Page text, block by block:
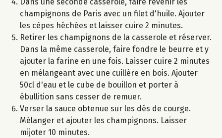
Dans une seconde casserole, faire revenir les
champignons de Paris avec un filet d'huile. Ajouter
les cèpes héchées et laisser cuire 2 minutes.
Retirer les champignons de la casserole et réserver.
Dans la même casserole, faire fondre le beurre et y
ajouter la farine en une fois. Laisser cuire 2 minutes
en mélangeant avec une cuillère en bois. Ajouter
50cl d'eau et le cube de bouillon et porter à
ébullition sans cesser de remuer.
Verser la sauce obtenue sur les dés de courge.
Mélanger et ajouter les champignons. Laisser
mijoter 10 minutes.